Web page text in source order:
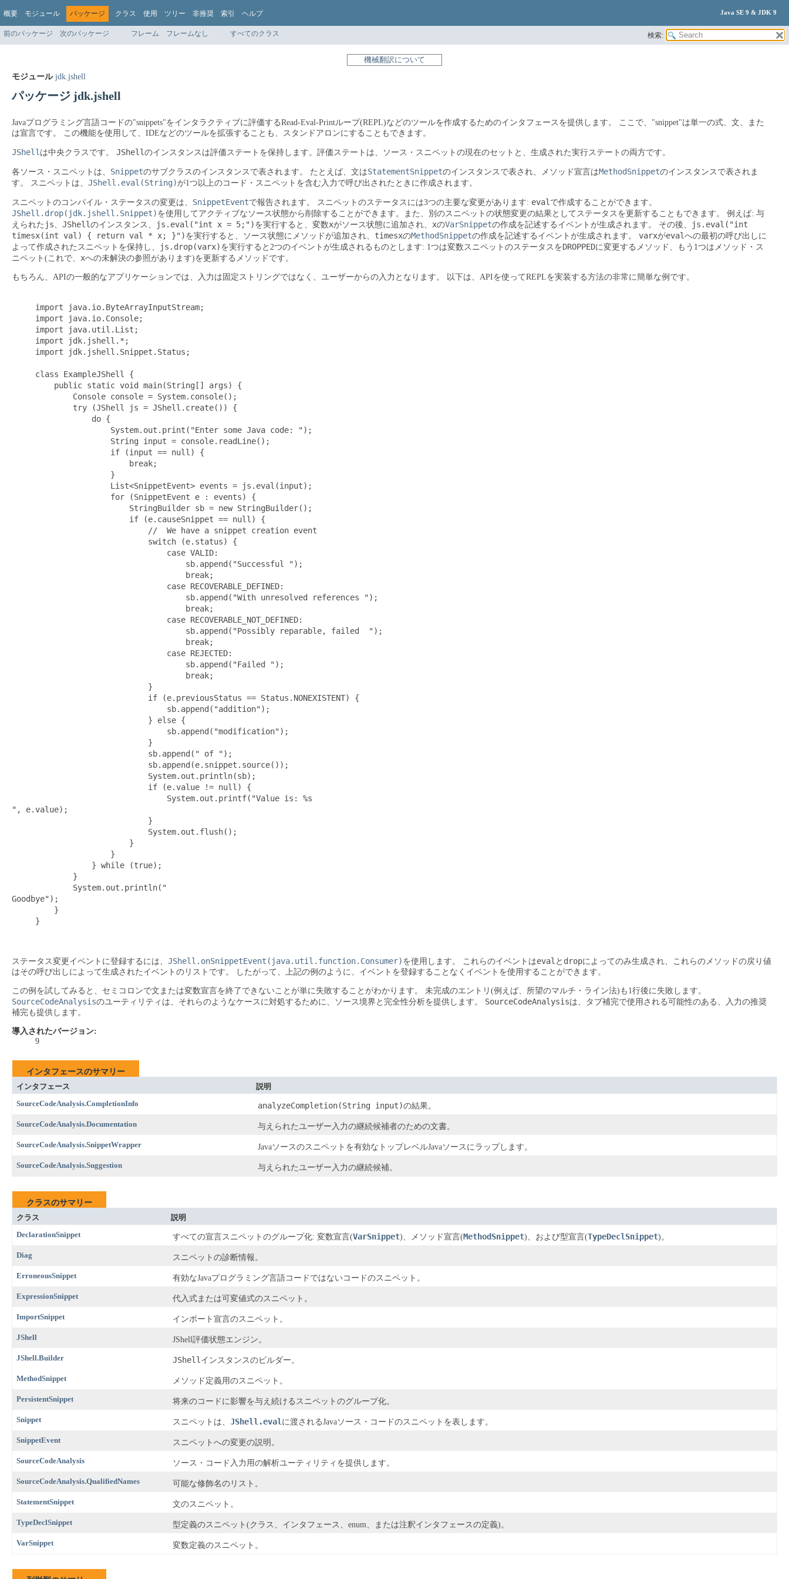
概要 モジュール パッケージ クラス 使用 ツリー 非推奨 索引 ヘルプ Java SE 9 & JDK 9
前のパッケージ 次のパッケージ フレーム フレームなし すべてのクラス 検索:
機械翻訳について
モジュール jdk.jshell
パッケージ jdk.jshell
Javaプログラミング言語コードの"snippets"をインタラクティブに評価するRead-Eval-Printループ(REPL)などのツールを作成するためのインタフェースを提供します。
ここで、"snippet"は単一の式、文、また
は宣言です。
この機能を使用して、IDEなどのツールを拡張することも、スタンドアロンにすることもできます。
JShell は中央クラスです。 JShell のインスタンスは評価ステートを保持します。評価ステートは、ソース・スニペットの現在のセットと、生成された実行ステートの両方です。
各ソース・スニペットは、 Snippetのサブクラスのインスタンスで表されます。 たとえば、文はStatementSnippetのインスタンスで表され、メソッド宣言はMethodSnippetのインスタンスで表されま
す。
スニペットは、 JShell.eval(String)が1つ以上のコード・スニペットを含む入力で呼び出されたときに作成されます。
スニペットのコンパイル・ステータスの変更は、 SnippetEventで報告されます。 スニペットのステータスには3つの主要な変更があります: eval で作成することができます。
JShell.drop(jdk.jshell.Snippet) を使用してアクティブなソース状態から削除することができます。また、別のスニペットの状態変更の結果としてステータスを更新することもできます。
例えば: 与
えられた js、 JShell のインスタンス、 js.eval("int x = 5;") を実行すると、変数xがソース状態に追加され、 xのVarSnippetの作成を記述するイベントが生成されます。 その後、
js.eval("int
timesx(int val) { return val * x; }") を実行すると、ソース状態にメソッドが追加され、 timesxのMethodSnippetの作成を記述するイベントが生成されます。 varxがeval への最初の呼び出しに
よって作成されたスニペットを保持し、
js.drop(varx) を実行すると2つのイベントが生成されるものとします: 1つは変数スニペットのステータスをDROPPEDに変更するメソッド、もう1つはメソッド・ス
ニペット(これで、 xへの未解決の参照があります)を更新するメソッドです。
もちろん、APIの一般的なアプリケーションでは、入力は固定ストリングではなく、ユーザーからの入力となります。 以下は、APIを使ってREPLを実装する方法の非常に簡単な例です。
     import java.io.ByteArrayInputStream;
     import java.io.Console;
     import java.util.List;
     import jdk.jshell.*;
     import jdk.jshell.Snippet.Status;
     class ExampleJShell {
         public static void main(String[] args) {
             Console console = System.console();
             try (JShell js = JShell.create()) {
                 do {
                     System.out.print("Enter some Java code: ");
                     String input = console.readLine();
                     if (input == null) {
                         break;
                     }
                     List<SnippetEvent> events = js.eval(input);
                     for (SnippetEvent e : events) {
                         StringBuilder sb = new StringBuilder();
                         if (e.causeSnippet == null) {
                             //  We have a snippet creation event
                             switch (e.status) {
                                 case VALID:
                                     sb.append("Successful ");
                                     break;
                                 case RECOVERABLE_DEFINED:
                                     sb.append("With unresolved references ");
                                     break;
                                 case RECOVERABLE_NOT_DEFINED:
                                     sb.append("Possibly reparable, failed  ");
                                     break;
                                 case REJECTED:
                                     sb.append("Failed ");
                                     break;
                             }
                             if (e.previousStatus == Status.NONEXISTENT) {
                                 sb.append("addition");
                             } else {
                                 sb.append("modification");
                             }
                             sb.append(" of ");
                             sb.append(e.snippet.source());
                             System.out.println(sb);
                             if (e.value != null) {
                                 System.out.printf("Value is: %s
", e.value);
                             }
                             System.out.flush();
                         }
                     }
                 } while (true);
             }
             System.out.println("
Goodbye");
         }
     }
ステータス変更イベントに登録するには、 JShell.onSnippetEvent(java.util.function.Consumer) を使用します。 これらのイベントはeval と dropによってのみ生成され、これらのメソッドの戻り値
はその呼び出しによって生成されたイベントのリストです。
したがって、上記の例のように、イベントを登録することなくイベントを使用することができます。
この例を試してみると、セミコロンで文または変数宣言を終了できないことが単に失敗することがわかります。 未完成のエントリ(例えば、所望のマルチ・ライン法)も1行後に失敗します。
SourceCodeAnalysisのユーティリティは、それらのようなケースに対処するために、ソース境界と完全性分析を提供します。 SourceCodeAnalysisは、タブ補完で使用される可能性のある、入力の推奨
補完も提供します。
導入されたバージョン:
9
インタフェースのサマリー
インタフェース
説明
SourceCodeAnalysis.CompletionInfo
analyzeCompletion(String input)の結果。
SourceCodeAnalysis.Documentation 与えられたユーザー入力の継続候補者のための文書。
SourceCodeAnalysis.SnippetWrapper Javaソースのスニペットを有効なトップレベルJavaソースにラップします。
SourceCodeAnalysis.Suggestion 与えられたユーザー入力の継続候補。
クラスのサマリー
クラス
説明
DeclarationSnippet
すべての宣言スニペットのグループ化: 変数宣言(VarSnippet)、メソッド宣言(MethodSnippet)、および型宣言(TypeDeclSnippet)。
Diag スニペットの診断情報。
ErroneousSnippet 有効なJavaプログラミング言語コードではないコードのスニペット。
ExpressionSnippet 代入式または可変値式のスニペット。
ImportSnippet インポート宣言のスニペット。
JShell JShell評価状態エンジン。
JShell.Builder JShell インスタンスのビルダー。
MethodSnippet メソッド定義用のスニペット。
PersistentSnippet 将来のコードに影響を与え続けるスニペットのグループ化。
Snippet スニペットは、 JShell.eval に渡されるJavaソース・コードのスニペットを表します。
SnippetEvent スニペットへの変更の説明。
SourceCodeAnalysis ソース・コード入力用の解析ユーティリティを提供します。
SourceCodeAnalysis.QualifiedNames 可能な修飾名のリスト。
StatementSnippet 文のスニペット。
TypeDeclSnippet 型定義のスニペット(クラス、インタフェース、enum、または注釈インタフェースの定義)。
VarSnippet 変数定義のスニペット。